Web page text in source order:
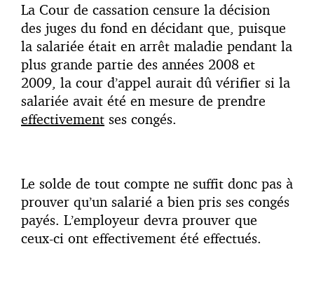
La Cour de cassation censure la décision
des juges du fond en décidant que, puisque
la salariée était en arrêt maladie pendant la
plus grande partie des années 2008 et
2009, la cour d’appel aurait dû vérifier si la
salariée avait été en mesure de prendre
effectivement ses congés.
Le solde de tout compte ne suffit donc pas à
prouver qu’un salarié a bien pris ses congés
payés. L’employeur devra prouver que
ceux-ci ont effectivement été effectués.